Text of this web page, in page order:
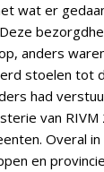
wat er
anders
stoelen tot
had
van
Overal
en